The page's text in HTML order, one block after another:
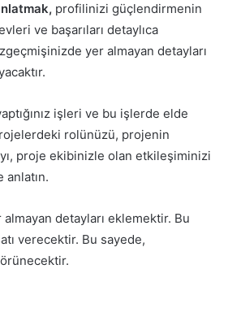
profilinizi güçlendirmenin
ve başarıları detaylıca
yer almayan detayları
işleri ve bu işlerde elde
rolünüzü, projenin
proje ekibinizle olan etkileşiminizi
anlatın.
detayları eklemektir. Bu
verecektir. Bu sayede,